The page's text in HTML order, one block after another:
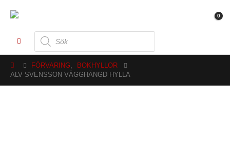
0
Produktsökning
FÖRVARING,
BOKHYLLOR
ALV SVENSSON VÄGGHÄNGD HYLLA